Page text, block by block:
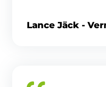
Lance Jäck -